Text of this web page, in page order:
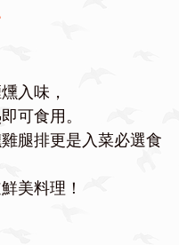
入味，
可食用。
腿排更是入菜必選食
美料理！